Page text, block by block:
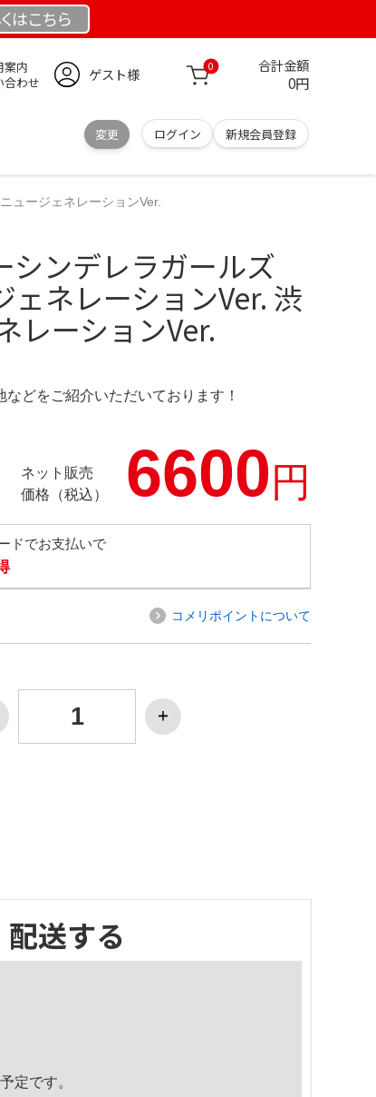
はこちら
案内
合わせ
ゲスト様 0 合計金額
0円
変更 ログイン 新規会員登録
ージェネレーションVer.
シンデレラガールズ
ネレーションVer. 渋
レーションVer.
どをご紹介いただいております！
ネット販売
価格（税込）
6600円
ドでお支払いで
コメリポイントについて
配送する
定です。